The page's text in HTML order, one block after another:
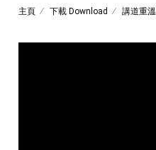
主頁 下載 Download 講道重溫